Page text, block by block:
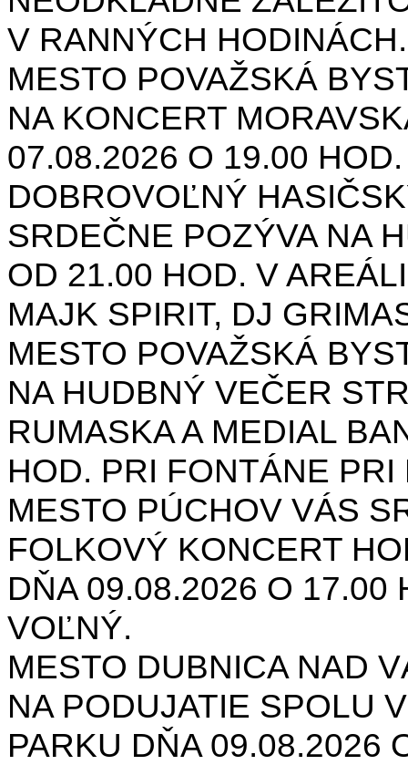
V RANNÝCH
MESTO POVAŽSKÁ
NA KONCERT
07.08.2026 O 19.00
DOBROVOĽNÝ
SRDEČNE POZÝVA NA
OD 21.00 HOD. V
MAJK SPIRIT, DJ
MESTO POVAŽSKÁ
NA HUDBNÝ VEČER
RUMASKA A MEDIAL
HOD. PRI FONTÁNE PRI
MESTO PÚCHOV VÁS
FOLKOVÝ KONCERT
DŇA 09.08.2026 O 17.00
VOĽNÝ.
MESTO DUBNICA NAD
NA PODUJATIE SPOLU
PARKU DŇA 09.08.2026